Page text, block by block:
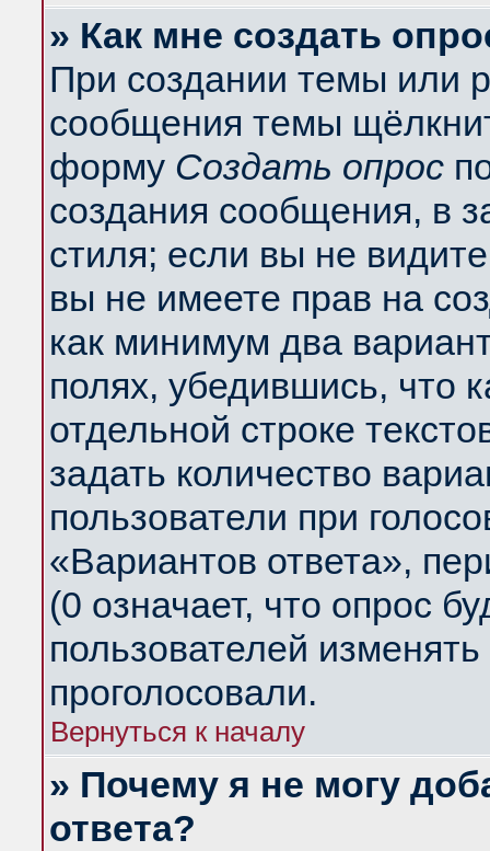
» Как мне создать
При создании темы или
сообщения темы
форму Создать опрос
создания сообщения, в
стиля; если вы не
вы не имеете прав на
как минимум два
полях, убедившись, что
отдельной строке
задать количество
пользователи при
«Вариантов ответа»,
(0 означает, что опрос
пользователей
проголосовали.
Вернуться к началу
» Почему я не могу
ответа?